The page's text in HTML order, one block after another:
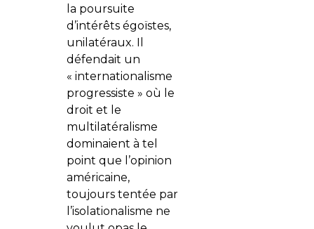
la poursuite
d’intérêts égoïstes,
unilatéraux. Il
défendait un
« internationalisme
progressiste » où le
droit et le
multilatéralisme
dominaient à tel
point que l’opinion
américaine,
toujours tentée par
l’isolationalisme ne